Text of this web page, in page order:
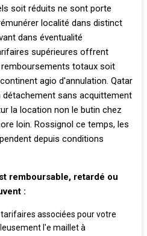
soit réduits ne sont porte
localité dans distinct
dans éventualité
supérieures offrent
totaux soit
agio d'annulation. Qatar
sans acquittement
la location non le butin chez
loin. Rossignol ce temps, les
depuis conditions
remboursable, retardé ou
:
associées pour votre
l'e maillet à